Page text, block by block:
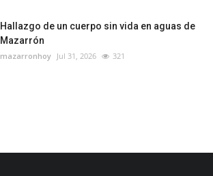
Hallazgo de un cuerpo sin vida en aguas de
Mazarrón
mazarronhoy Jul 31, 2026 321